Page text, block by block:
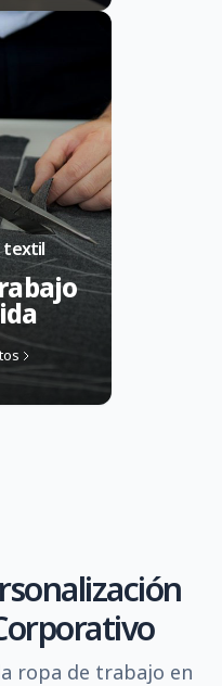
textil
ropa de trabajo en